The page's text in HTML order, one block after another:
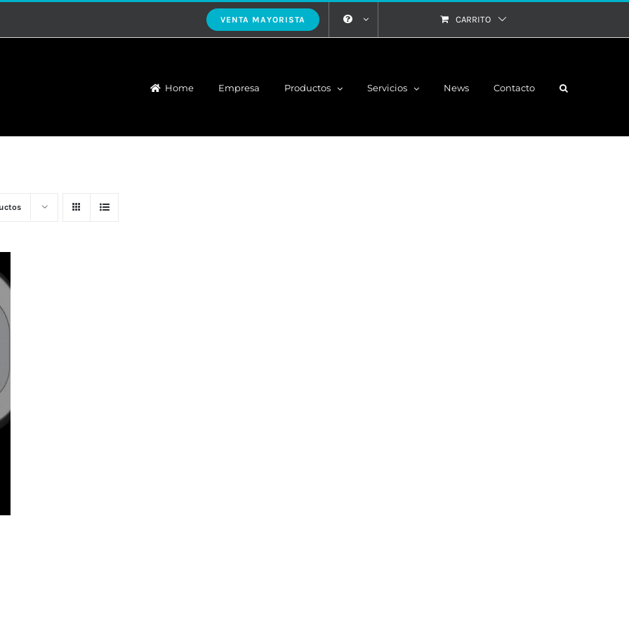
VENTA MAYORISTA CARRITO
Home Empresa Productos Servicios News Contacto